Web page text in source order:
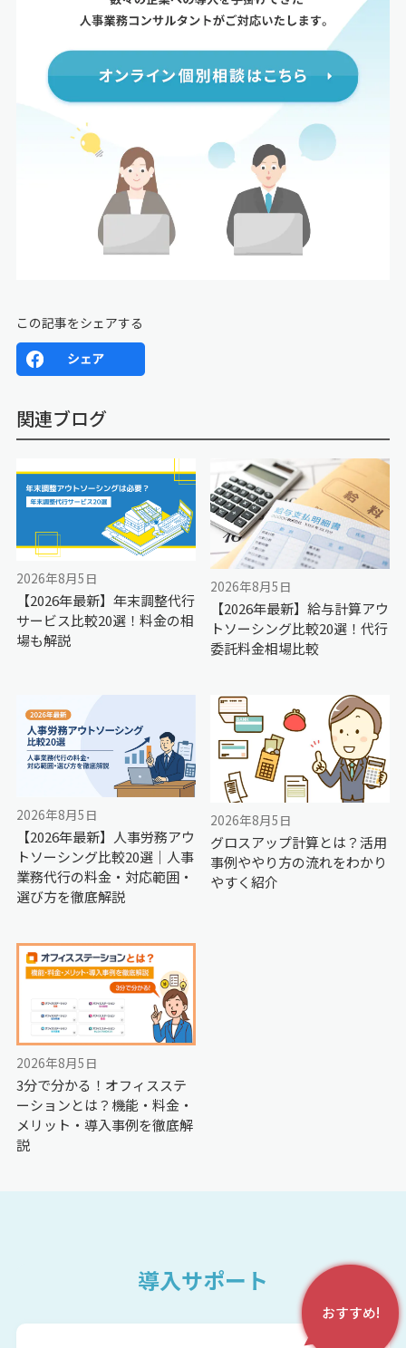
この記事をシェアする
関連ブログ
2026年8月5日
【2026年最新】年末調整代行
サービス比較20選！料金の相
場も解説
2026年8月5日
【2026年最新】給与計算アウ
トソーシング比較20選！代行
委託料金相場比較
2026年8月5日
【2026年最新】人事労務アウ
トソーシング比較20選｜人事
業務代行の料金・対応範囲・
選び方を徹底解説
2026年8月5日
グロスアップ計算とは？活用
事例ややり方の流れをわかり
やすく紹介
2026年8月5日
3分で分かる！オフィスステ
ーションとは？機能・料金・
メリット・導入事例を徹底解
説
導入サポート
おすすめ!